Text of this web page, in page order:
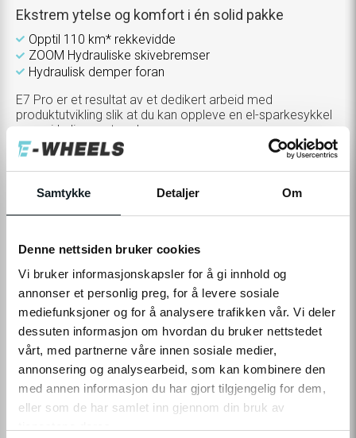
Samtykke Detaljer Om
Denne nettsiden bruker cookies
Vi bruker informasjonskapsler for å gi innhold og
annonser et personlig preg, for å levere sosiale
mediefunksjoner og for å analysere trafikken vår. Vi deler
dessuten informasjon om hvordan du bruker nettstedet
vårt, med partnerne våre innen sosiale medier,
annonsering og analysearbeid, som kan kombinere den
med annen informasjon du har gjort tilgjengelig for dem,
eller som de har samlet inn gjennom din bruk av
Ekstrem ytelse og komfort i én solid pakke
Opptil 110 km* rekkevidde
ZOOM Hydrauliske skivebremser
Hydraulisk demper foran
E7 Pro er et resultat av et dedikert arbeid med
produktutvikling slik at du kan oppleve en el-sparkesykkel
som virkelig presterer!
TOPPFART 20 KM/T (LOVLIG)
Tilleggsprodukter
VELG 0,-TOGGLE
PRODUCTS
CUSTOMIZATION
MODAL
23 990,-
Levering
Ikke på nettlager
Hent i Butikk
På lager i 0 butikker